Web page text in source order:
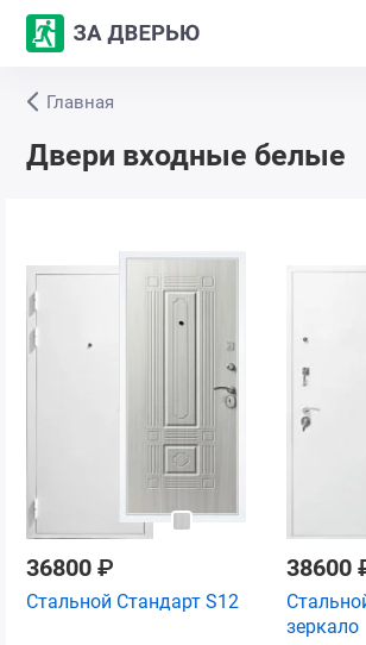
Каталог
Производители
Откосы
Главная
Двери входные белые
36800 ₽
Стальной Стандарт S12
38600
зеркало